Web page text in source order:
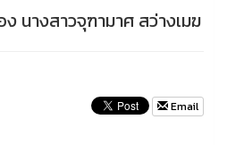
นางสาวจุฑามาศ สว่างเมฆ
Email